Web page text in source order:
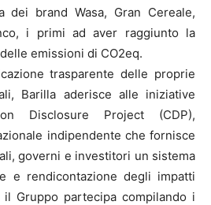
brand Wasa, Gran Cereale,
i primi ad aver raggiunto la
emissioni di CO2eq.
trasparente delle proprie
Barilla aderisce alle iniziative
Disclosure Project (CDP),
indipendente che fornisce
governi e investitori un sistema
e rendicontazione degli impatti
il Gruppo partecipa compilando i